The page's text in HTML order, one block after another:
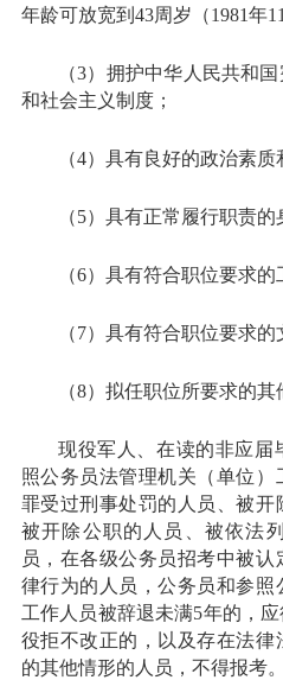
年龄可放宽到43周岁（1981年
（3）拥护中华人民共和
和社会主义制度；
（4）具有良好的政治素质
（5）具有正常履行职责
（6）具有符合职位要求的
（7）具有符合职位要求的
（8）拟任职位所要求的其
现役军人、在读的非应届
照公务员法管理机关（单位
罪受过刑事处罚的人员、被开
被开除公职的人员、被依法
员，在各级公务员招考中被
律行为的人员，公务员和参照
工作人员被辞退未满5年的，
役拒不改正的，以及存在法
的其他情形的人员，不得报考。